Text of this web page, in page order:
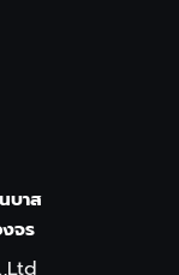
บาส
จร